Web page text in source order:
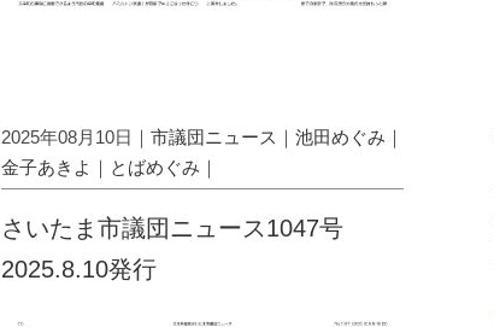
2025年08月10日｜ 市議団ニュース ｜ 池田めぐみ ｜
金子あきよ ｜ とばめぐみ ｜
さいたま市議団ニュース1047号
2025.8.10発行